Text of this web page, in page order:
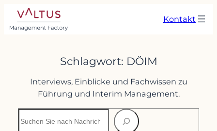
Zum
Inhalt
springen
Kontakt
Schlagwort: DÖIM
Interviews, Einblicke und Fachwissen zu
Führung und Interim Management.